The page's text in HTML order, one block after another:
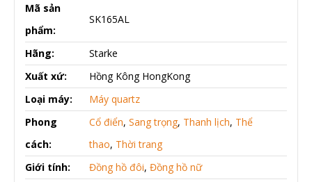
Mã sản
phẩm:
SK165AL
Hãng:
Starke
Xuất xứ:
Hồng Kông HongKong
Loại máy:
Máy quartz
Phong
cách:
Cổ điển, Sang trọng, Thanh lịch, Thể
thao, Thời trang
Giới tính:
Đồng hồ đôi, Đồng hồ nữ